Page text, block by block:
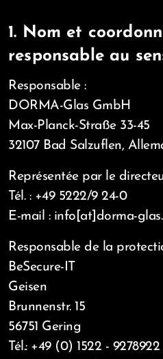
1. Nom et
responsable au
Responsable :
DORMA-Glas GmbH
Max-Planck-Straße 33-45
32107 Bad Salzuflen,
Représentée par le
Tél. : +49 5222/9 24-0
E-mail : info[at]dorma-
Responsable de la
BeSecure-IT
Geisen
Brunnenstr. 15
56751 Gering
Tél.: +49 (0) 1522 - 9278922